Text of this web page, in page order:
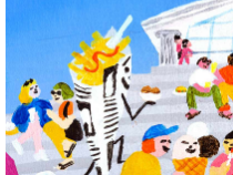
All Those